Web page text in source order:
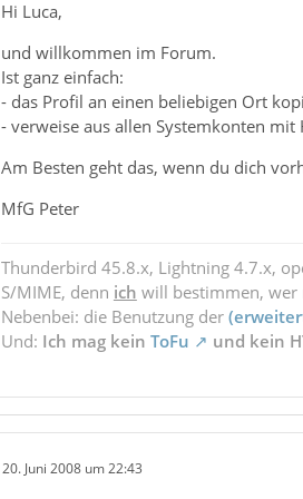
Hi Luca,
und willkommen im Forum.
Ist ganz einfach:
- das Profil an einen beliebigen Ort
- verweise aus allen Systemkonten
Am Besten geht das, wenn du dich
MfG Peter
Thunderbird 45.8.x, Lightning 4.7.x,
S/MIME, denn ich will bestimmen, wer
Nebenbei: die Benutzung der
Und: Ich mag kein ToFu und kein
20. Juni 2008 um 22:43